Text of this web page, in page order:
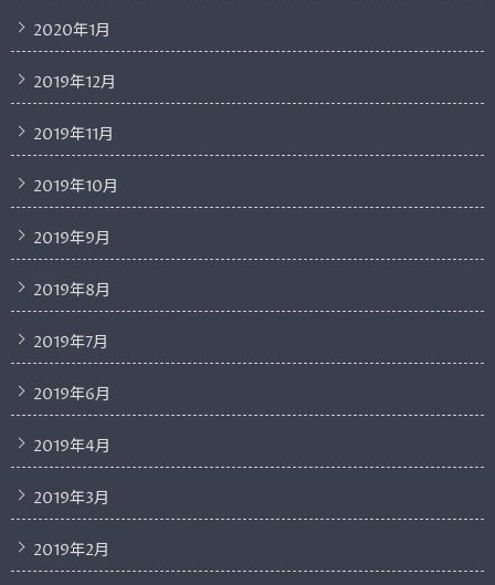
2020年1月
2019年12月
2019年11月
2019年10月
2019年9月
2019年8月
2019年7月
2019年6月
2019年4月
2019年3月
2019年2月